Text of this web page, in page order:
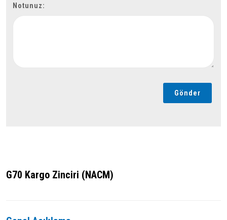
Notunuz:
Gönder
G70 Kargo Zinciri (NACM)